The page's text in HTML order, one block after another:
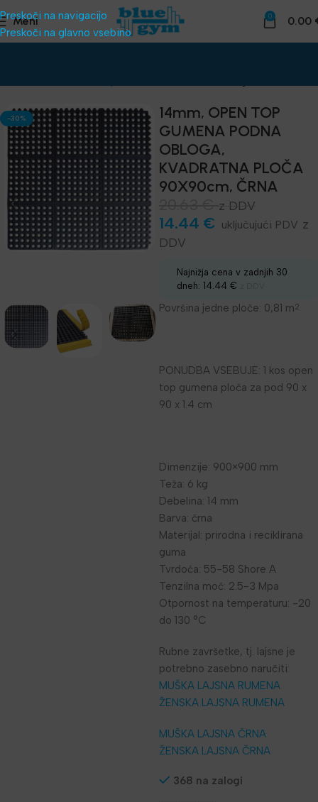
Preskoči na navigacijo
Preskoči na glavno vsebino
Meni 0 0.00
-30%
14mm, OPEN TOP
GUMENA PODNA
OBLOGA,
KVADRATNA PLOČA
90X90cm, ČRNA
z DDV
14.44 €
z
DDV
Najnižja cena v zadnjih 30
dneh: 14.44 €
Površina jedne ploče: 0,81 m2
PONUDBA VSEBUJE: 1 kos open
top gumena ploča za pod 90 x
90 x 1.4 cm
Dimenzije: 900×900 mm
Teža: 6 kg
Debelina: 14 mm
Barva: črna
Materijal: prirodna i reciklirana
guma
Tvrdoća: 55-58 Shore A
Tenzilna moč: 2.5-3 Mpa
Otpornost na temperaturu: -20
do 130 °C
Rubne završetke, tj. lajsne je
potrebno zasebno naručiti:
MUŠKA LAJSNA RUMENA
ŽENSKA LAJSNA RUMENA
MUŠKA LAJSNA ČRNA
ŽENSKA LAJSNA ČRNA
368 na zalogi